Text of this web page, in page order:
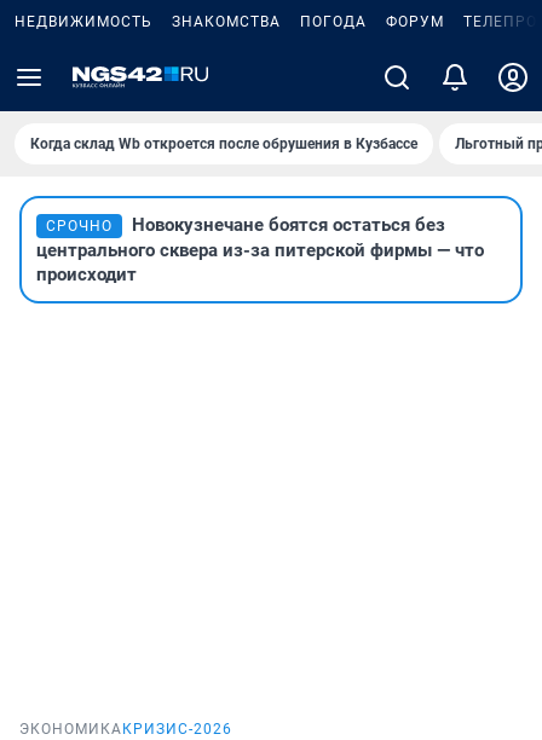
НЕДВИЖИМОСТЬ ЗНАКОМСТВА ПОГОДА ФОРУМ
Когда склад Wb откроется после обрушения в Кузбассе Льготный
СРОЧНО
Новокузнечане боятся остаться без
центрального сквера из-за питерской фирмы — что
происходит
ЭКОНОМИКА КРИЗИС-2026